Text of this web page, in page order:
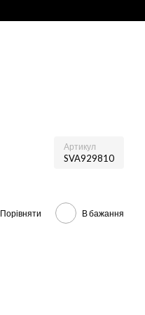
Артикул
SVA929810
Порівняти В бажання